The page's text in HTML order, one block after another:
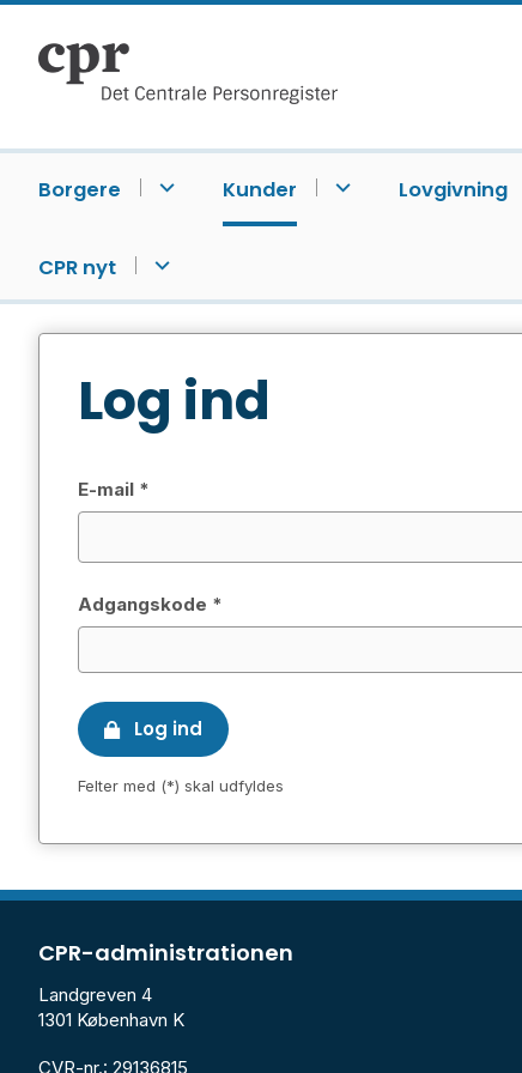
Borgere Kunder Lovgivning
CPR nyt
Log ind
E-mail *
Adgangskode *
Log ind
Felter med (*) skal udfyldes
CPR-administrationen
Landgreven 4
1301 København K
CVR-nr.: 29136815